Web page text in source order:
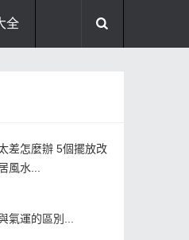
全
差怎麼辦 5個擺放改
風水...
氣運的區別...